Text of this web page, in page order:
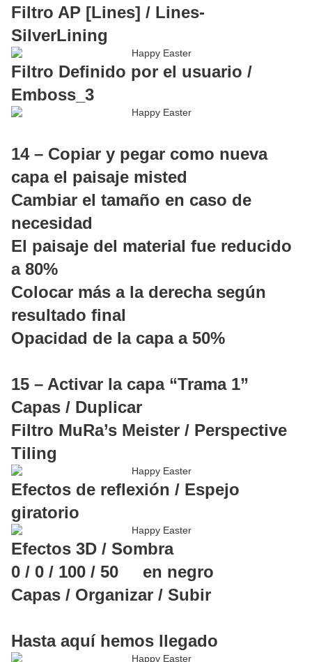
Filtro AP [Lines] / Lines-
SilverLining
Filtro Definido por el usuario /
Emboss_3
14 – Copiar y pegar como nueva
capa el paisaje misted
Cambiar el tamaño en caso de
necesidad
El paisaje del material fue reducido
a 80%
Colocar más a la derecha según
resultado final
Opacidad de la capa a 50%
15 – Activar la capa “Trama 1”
Capas / Duplicar
Filtro MuRa’s Meister / Perspective
Tiling
Efectos de reflexión / Espejo
giratorio
Efectos 3D / Sombra
0 / 0 / 100 / 50 en negro
Capas / Organizar / Subir
Hasta aquí hemos llegado